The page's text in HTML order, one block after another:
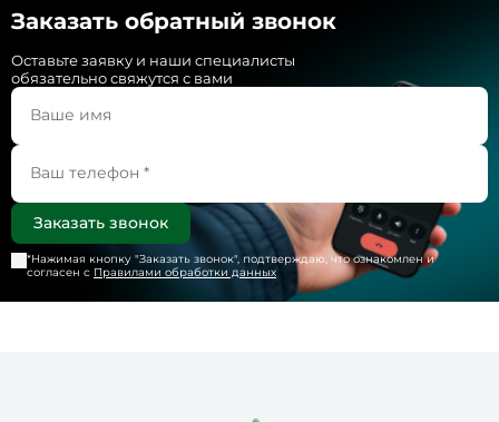
Заказать обратный звонок
Оставьте заявку и наши специалисты
обязательно свяжутся с вами
*Нажимая кнопку "Заказать звонок", подтверждаю, что ознакомлен и
согласен с Правилами обработки данных